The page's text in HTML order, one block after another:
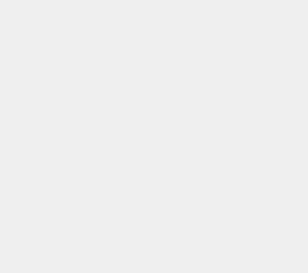
20 uur
Marokkaanse Dabateatr uit Rabat.
vrouw die een stuk geschiedenis
Daarop kiest Hadda niet alleen
communisten en vervolgens de jacht
Essounani, uit. Het theaterstuk is
Saphia Azzeddine en werd
20 uur